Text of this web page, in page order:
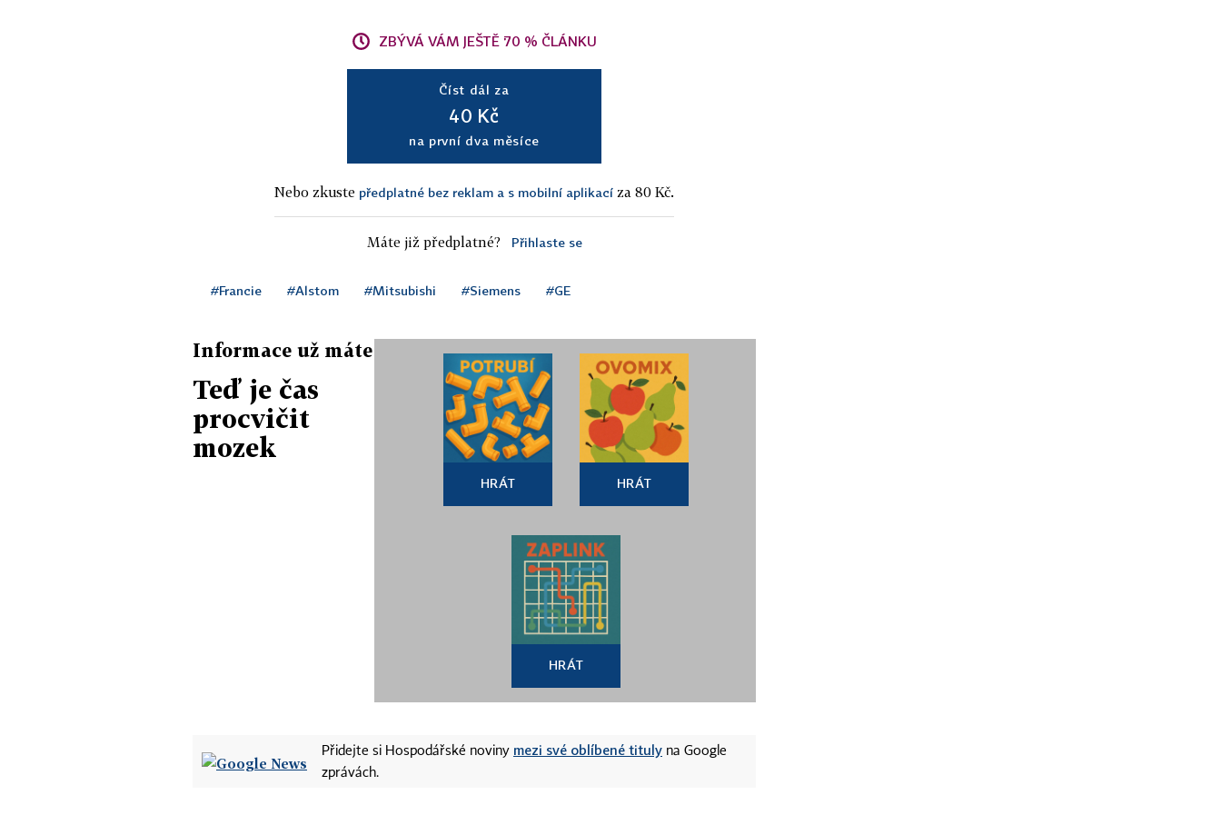
ZBÝVÁ VÁM JEŠTĚ 70 % ČLÁNKU
Číst dál za
40 Kč
na první dva měsíce
Nebo zkuste předplatné bez reklam a s mobilní aplikací za 80 Kč.
Máte již předplatné? Přihlaste se
#Francie #Alstom #Mitsubishi #Siemens #GE
Informace už máte
Teď je čas
procvičit
mozek
HRÁT HRÁT
HRÁT
Přidejte si Hospodářské noviny mezi své oblíbené tituly na Google
zprávách.